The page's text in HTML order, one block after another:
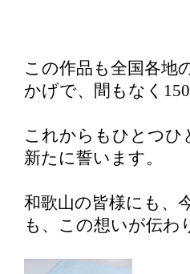
この作品も全国各地
かげで、間もなく
これからもひとつひ
新たに誓います。
和歌山の皆様にも、
も、この想いが伝わ